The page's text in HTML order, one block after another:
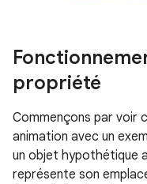
propriété
Commençons par voir
animation avec un
un objet hypothétique
représente son